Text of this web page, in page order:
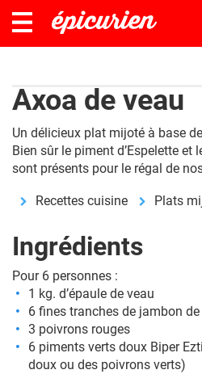
Axoa de veau
Un délicieux plat mijoté à base
Bien sûr le piment d’Espelette et
sont présents pour le régal de
Recettes cuisine Plats
Ingrédients
Pour 6 personnes :
1 kg. d’épaule de veau
6 fines tranches de jambon
3 poivrons rouges
6 piments verts doux Biper
doux ou des poivrons verts)